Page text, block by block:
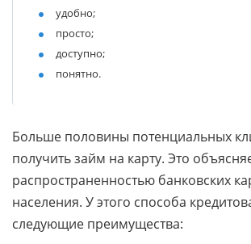
удобно;
просто;
доступно;
понятно.
Больше половины потенциальных
получить займ на карту. Это
распространенностью банковских
населения. У этого способа
следующие преимущества: